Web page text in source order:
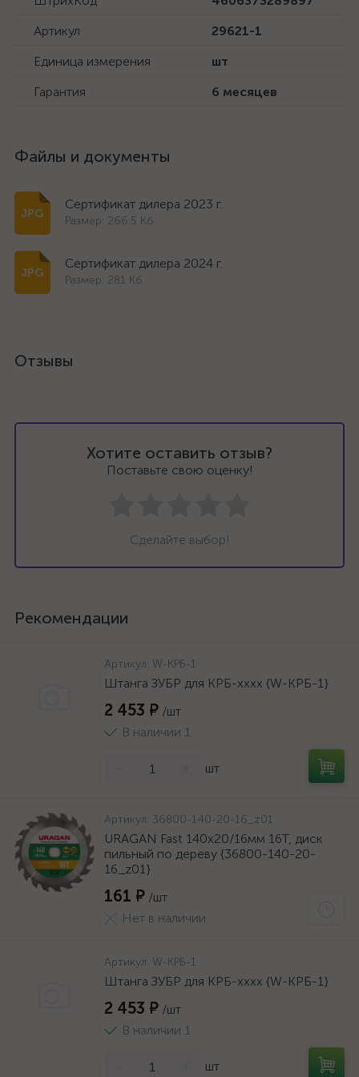
Артикул
29621-1
Единица измерения
шт
Гарантия
6 месяцев
Файлы и документы
Сертификат дилера 2023 г.
Размер: 266.5 Кб
Сертификат дилера 2024 г.
Размер: 281 Кб
Отзывы
Хотите оставить отзыв?
Поставьте свою оценку!
Сделайте выбор!
Рекомендации
Артикул: W-КРБ-1
Штанга ЗУБР для КРБ-хххх {W-КРБ-1}
2 453 ₽ /шт
В наличии 1
шт
Артикул: 36800-140-20-16_z01
URAGAN Fast 140x20/16мм 16Т, диск
пильный по дереву {36800-140-20-
16_z01}
161 ₽ /шт
Нет в наличии
Артикул: W-КРБ-1
Штанга ЗУБР для КРБ-хххх {W-КРБ-1}
2 453 ₽ /шт
В наличии 1
шт